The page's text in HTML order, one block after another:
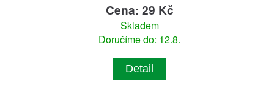
Cena: 29 Kč
Skladem
Doručíme do: 12.8.
Detail